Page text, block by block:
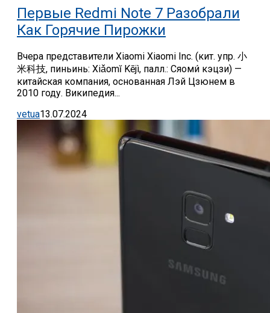
Первые Redmi Note 7 Разобрали
Как Горячие Пирожки
Вчера представители Xiaomi Xiaomi Inc. (кит. упр. 小
米科技, пиньинь: Xiǎomĭ Kējì, палл.: Сяоми́ кэцзи) —
китайская компания, основанная Лэй Цзюнем в
2010 году. Википедия...
vetua13.07.2024